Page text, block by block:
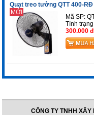
Quạt treo tường QTT 400-
MỚI
Mã SP:
Tình
300.000 đ
CÔNG TY TNHH